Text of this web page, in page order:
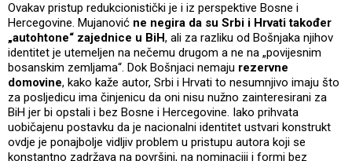
Ovakav pristup redukcionistički je i iz perspektive Bosne i
Hercegovine. Mujanović ne negira da su Srbi i Hrvati također
„autohtone“ zajednice u BiH, ali za razliku od Bošnjaka njihov
identitet je utemeljen na nečemu drugom a ne na „povijesnim
bosanskim zemljama“. Dok Bošnjaci nemaju rezervne
domovine, kako kaže autor, Srbi i Hrvati to nesumnjivo imaju što
za posljedicu ima činjenicu da oni nisu nužno zainteresirani za
BiH jer bi opstali i bez Bosne i Hercegovine. Iako prihvata
uobičajenu postavku da je nacionalni identitet ustvari konstrukt
ovdje je ponajbolje vidljiv problem u pristupu autora koji se
konstantno zadržava na površini, na nominaciji i formi bez